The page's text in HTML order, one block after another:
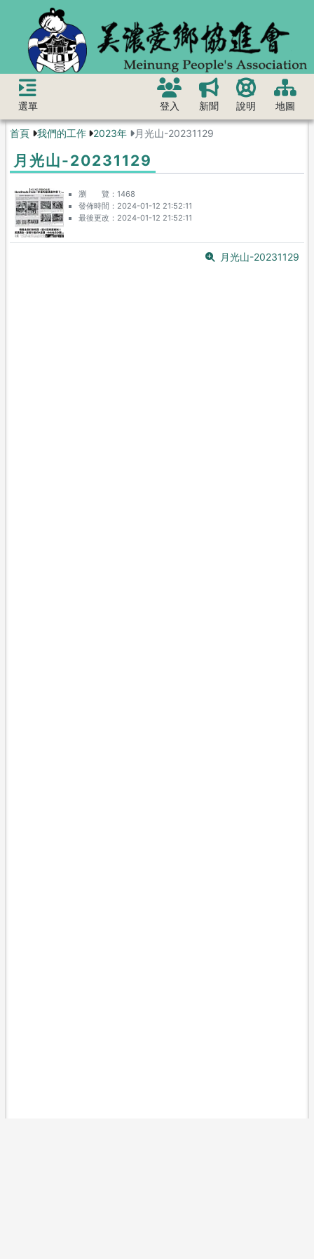
選單 登入 新聞 說明 地圖
首頁 我們的工作 2023年 月光山-20231129
月光山-20231129
瀏 覽
1468
發佈時間
2024-01-12 21:52:11
最後更改
2024-01-12 21:52:11
月光山-20231129